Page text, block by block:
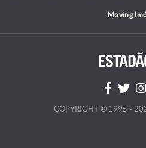
Moving
COPYRIGHT © 1995 -